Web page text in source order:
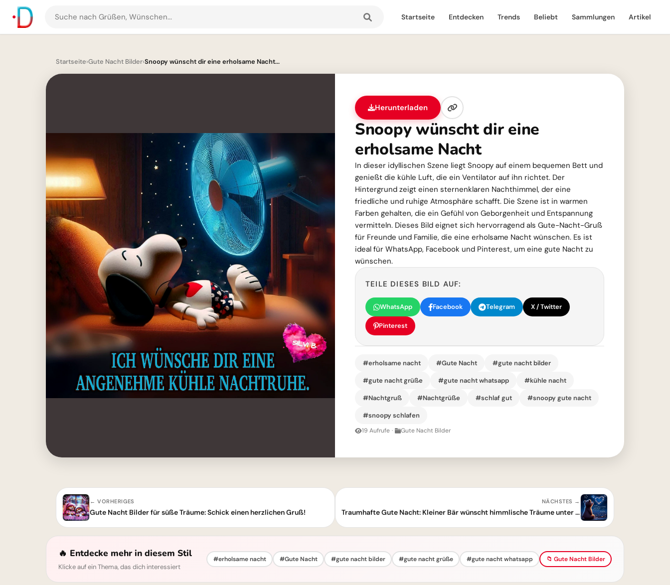
Suche
nach
und
Startseite Entdecken Trends Beliebt Sammlungen Artikel
Startseite›Gute Nacht Bilder›Snoopy wünscht dir eine erholsame Nacht...
Herunterladen
Snoopy wünscht dir eine
erholsame Nacht
In dieser idyllischen Szene liegt Snoopy auf einem bequemen Bett und
genießt die kühle Luft, die ein Ventilator auf ihn richtet. Der
Hintergrund zeigt einen sternenklaren Nachthimmel, der eine
friedliche und ruhige Atmosphäre schafft. Die Szene ist in warmen
Farben gehalten, die ein Gefühl von Geborgenheit und Entspannung
vermitteln. Dieses Bild eignet sich hervorragend als Gute-Nacht-Gruß
für Freunde und Familie, die eine erholsame Nacht wünschen. Es ist
ideal für WhatsApp, Facebook und Pinterest, um eine gute Nacht zu
wünschen.
TEILE DIESES BILD AUF:
WhatsApp Facebook Telegram X / Twitter
Pinterest
#erholsame nacht #Gute Nacht #gute nacht bilder
#gute nacht grüße #gute nacht whatsapp #kühle nacht
#Nachtgruß #Nachtgrüße #schlaf gut #snoopy gute nacht
#snoopy schlafen
19 Aufrufe · Gute Nacht Bilder
← VORHERIGES
Gute Nacht Bilder für süße Träume: Schick einen herzlichen Gruß!
NÄCHSTES →
Traumhafte Gute Nacht: Kleiner Bär wünscht himmlische Träume unter Sternenherz
🔥 Entdecke mehr in diesem Stil
Klicke auf ein Thema, das dich interessiert
#erholsame nacht #Gute Nacht #gute nacht bilder #gute nacht grüße #gute nacht whatsapp 📁 Gute Nacht Bilder